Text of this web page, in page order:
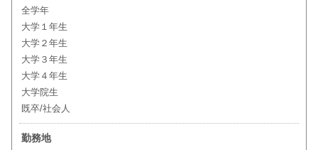
全学年
大学１年生
大学２年生
大学３年生
大学４年生
大学院生
既卒/社会人
勤務地